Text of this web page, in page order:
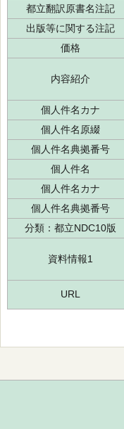
都立翻訳原書名注記
出版等に関する注記
価格
内容紹介
個人件名カナ
個人件名原綴
個人件名典拠番号
個人件名
個人件名カナ
個人件名典拠番号
分類：都立NDC10版
資料情報1
URL